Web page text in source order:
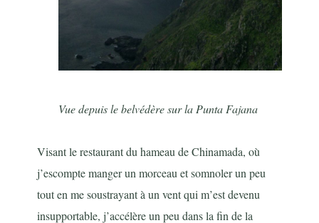
Vue depuis le belvédère sur la Punta Fajana
Visant le restaurant du hameau de Chinamada, où
j’escompte manger un morceau et somnoler un peu
tout en me soustrayant à un vent qui m’est devenu
insupportable, j’accélère un peu dans la fin de la